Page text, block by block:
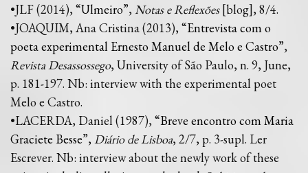
•JLF (2014), “Ulmeiro”, Notas e Reflexões[blog], 8/4.
•JOAQUIM, Ana Cristina (2013), “Entrevista com o
poeta experimental Ernesto Manuel de Melo e Castro”,
Revista Desassossego, University of São Paulo, n. 9, June,
p. 181-197. Nb: interview with the experimental poet
Melo e Castro.
•LACERDA, Daniel (1987), “Breve encontro com Maria
Graciete Besse”, Diário de Lisboa, 2/7, p. 3-supl. Ler
Escrever. Nb: interview about the newly work of these